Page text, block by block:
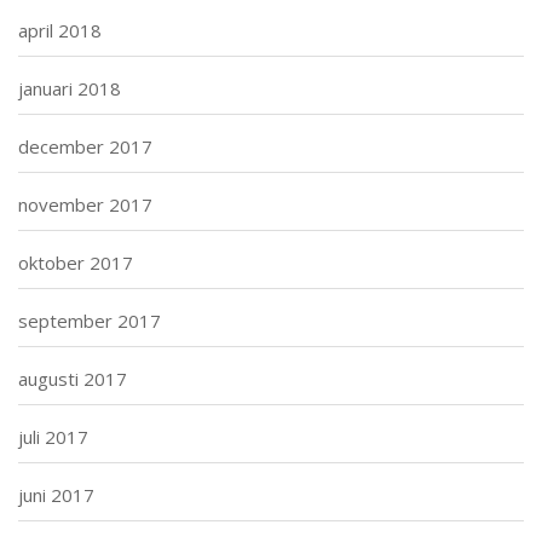
april 2018
januari 2018
december 2017
november 2017
oktober 2017
september 2017
augusti 2017
juli 2017
juni 2017